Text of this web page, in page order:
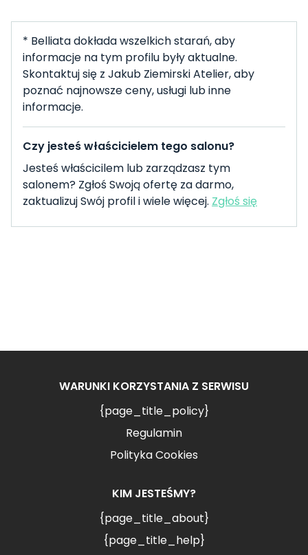
* Belliata dokłada wszelkich starań, aby
informacje na tym profilu były aktualne.
Skontaktuj się z Jakub Ziemirski Atelier, aby
poznać najnowsze ceny, usługi lub inne
informacje.
Czy jesteś właścicielem tego salonu?
Jesteś właścicilem lub zarządzasz tym
salonem? Zgłoś Swoją ofertę za darmo,
zaktualizuj Swój profil i wiele więcej. Zgłoś się
WARUNKI KORZYSTANIA Z SERWISU
{page_title_policy}
Regulamin
Polityka Cookies
KIM JESTEŚMY?
{page_title_about}
{page_title_help}